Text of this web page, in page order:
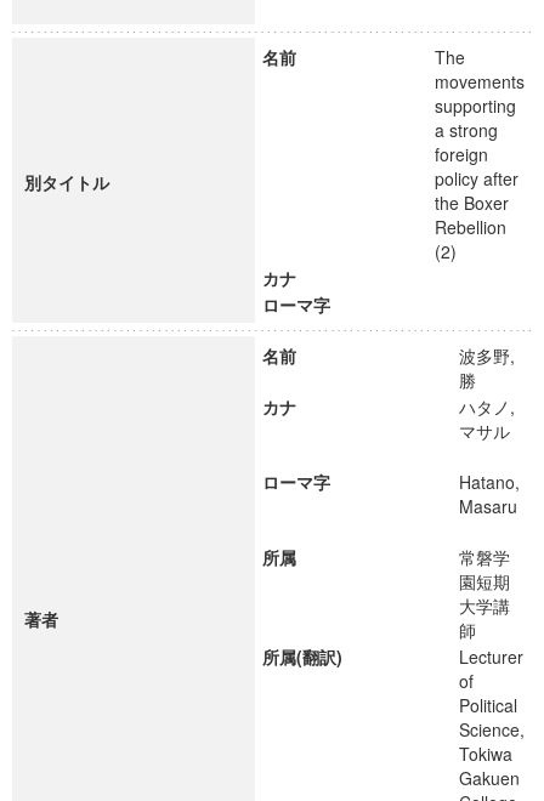
別タイトル
名前
The
movements
supporting
a strong
foreign
policy after
the Boxer
Rebellion
(2)
カナ
ローマ字
著者
名前
波多野,
勝
カナ
ハタノ,
マサル
ローマ字
Hatano,
Masaru
所属
常磐学
園短期
大学講
師
所属(翻訳)
Lecturer
of
Political
Science,
Tokiwa
Gakuen